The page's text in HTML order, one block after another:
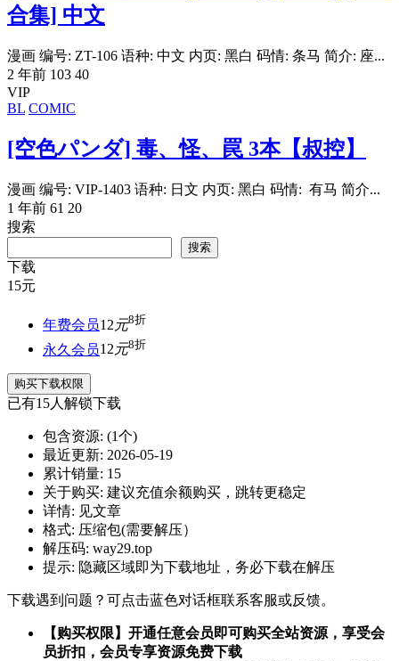
合集] 中文
漫画 编号: ZT-106 语种: 中文 内页: 黑白 码情: 条马 简介: 座...
2 年前 103 40
VIP
BL COMIC
[空色パンダ] 毒、怪、罠 3本【叔控】
漫画 编号: VIP-1403 语种: 日文 内页: 黑白 码情: 有马 简介...
1 年前 61 20
搜索
搜索
下载
15元
年费会员12 元8折
永久会员12元8折
购买下载权限
已有15人解锁下载
包含资源: (1个)
最近更新: 2026-05-19
累计销量: 15
关于购买: 建议充值余额购买，跳转更稳定
详情: 见文章
格式: 压缩包(需要解压）
解压码: way29.top
提示: 隐藏区域即为下载地址，务必下载在解压
下载遇到问题？可点击蓝色对话框联系客服或反馈。
【购买权限】开通任意会员即可购买全站资源，享受会
员折扣，会员专享资源免费下载